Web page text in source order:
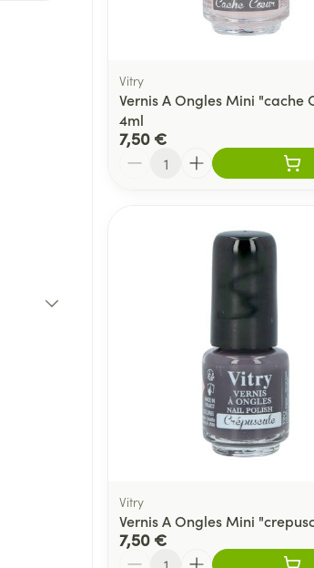
Vitry
Vernis A Ongles Mini "cache
4ml
7,50 €
Quantité
Vitry
Vernis A Ongles Mini
7,50 €
Quantité